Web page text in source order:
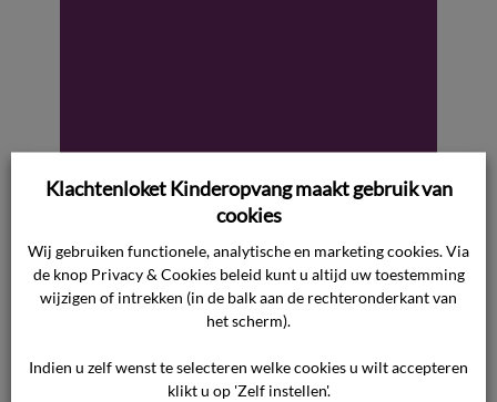
door zoon
gastouder
Waar gaat de uitspraak over De zoon van de
consument ging via de ondernemer naar een
gastouder voor opvang. De consument hoorde
van haar zoon dat de zoon van de gastouder
Klachtenloket Kinderopvang maakt gebruik van
cookies
Wij gebruiken functionele, analytische en marketing cookies. Via
de knop Privacy & Cookies beleid kunt u altijd uw toestemming
wijzigen of intrekken (in de balk aan de rechteronderkant van
het scherm).
Indien u zelf wenst te selecteren welke cookies u wilt accepteren
klikt u op 'Zelf instellen'.